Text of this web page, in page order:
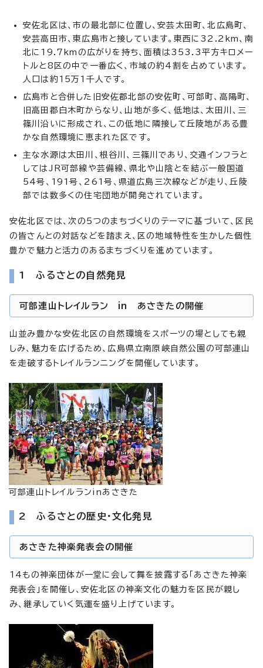
安佐北区は、市の最北部に位置し、安芸太田町、北広島町、
安芸高田市、東広島市と接しています。東西に32.2km、南
北に19.7kmの広がりを持ち、面積は353.3平方キロメー
トルと8区の中で一番広く、市域の約4割を占めています。
人口は約15万1千人です。
広島市と合併した旧安佐郡北部の安佐町、可部町、高陽町、
旧高田郡白木町からなり、山地が多く、低地は、太田川、三
篠川沿いに形成され、この低地に隣接して丘陵地がある豊
かな自然環境に恵まれた区です。
主な水源は太田川、根谷川、三篠川であり、交通インフラと
してはJR可部線や芸備線、県北や山陰とを結ぶ一般国道
54号、191号、261号、県道広島三次線などが走り、丘陵
部では数多くの住宅団地が開発されています。
安佐北区では、次の5つのまちづくりのテーマに基づいて、区民
の皆さんとの対話などを踏まえ、区の地域特性を生かした個性
豊かで魅力と活力のあるまちづくりを進めています。
1 ふるさとの自然発見
可部連山トレイルラン in あさきたの開催
山並み豊かな安佐北区の自然環境をスポーツの場としても親
しみ、魅力を広げるため、広島県立南原峡自然公園の可部連山
を走破するトレイルランニングを開催しています。
可部連山トレイルランinあさきた
2 ふるさとの歴史・文化発見
あさきた神楽発表会の開催
14もの神楽団体が一堂に会して舞を披露する「あさきた神楽
発表会」を開催し、安佐北区の神楽文化の魅力を区民が親し
み、継承していく気運を盛り上げています。